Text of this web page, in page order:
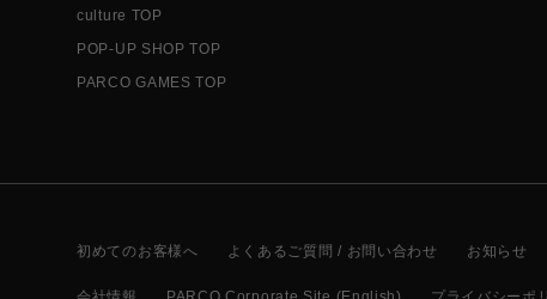
culture TOP
POP-UP SHOP TOP
PARCO GAMES TOP
初めてのお客様へ よくあるご質問 / お問い合わせ お知らせ